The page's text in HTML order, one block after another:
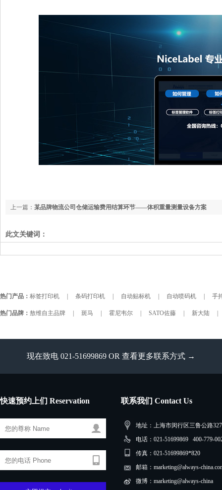
上一篇： 某品牌物流公司仓储运输费用结算环节——体积重量测量设备方案
此文关键词：
热门产品： 标签打印机 条码打印机 自动贴标机 自动喷码机 手
热门品牌： 敖维自主品牌 斑马 霍尼韦尔 SATO佐藤 新大陆
现在致电 021-51699869 OR 查看更多联系方式 →
快速预约上们 Reservation 联系我们 Contact Us
地址：上海市闵行区三鲁公路
电话：021-51699869 400-779-
传真：021-51699869*820
邮箱：marketing@always-
微博：marketing@always-china